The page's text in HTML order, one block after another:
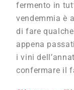
fermento in
vendemmia è
di fare
appena
i vini
confermare il